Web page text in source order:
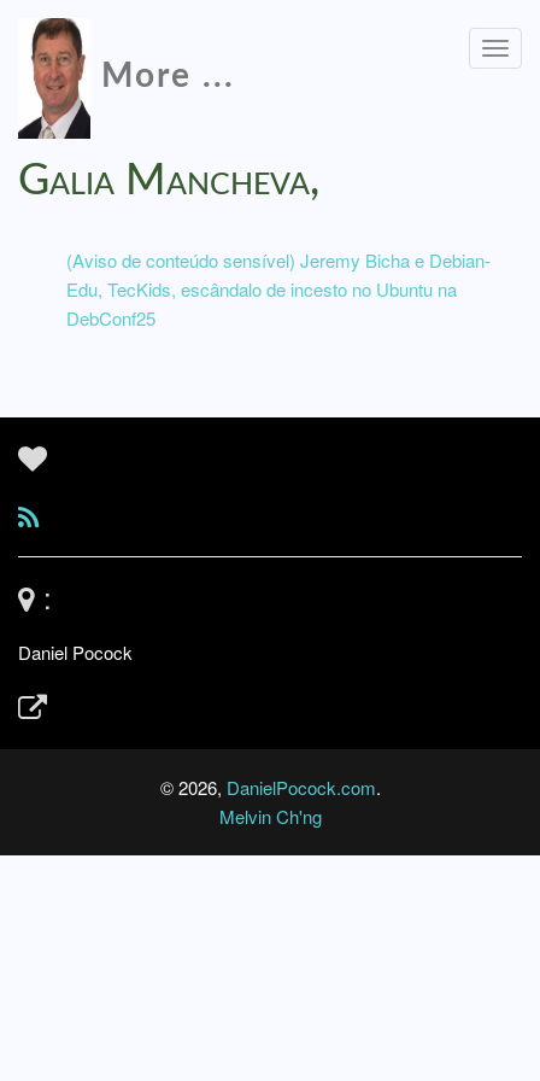
More ...
Galia Mancheva,
(Aviso de conteúdo sensível) Jeremy Bicha e Debian-
Edu, TecKids, escândalo de incesto no Ubuntu na
DebConf25
:
Daniel Pocock
© 2026, DanielPocock.com.
Melvin Ch'ng